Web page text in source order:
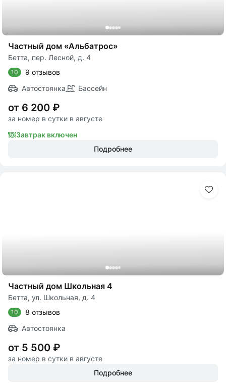
Частный дом «Альбатрос»
Бетта, пер. Лесной, д. 4
10
9 отзывов
Автостоянка
Бассейн
от 6 200 ₽
за номер в сутки в августе
Завтрак включен
Подробнее
Частный дом Школьная 4
Бетта, ул. Школьная, д. 4
10
8 отзывов
Автостоянка
от 5 500 ₽
за номер в сутки в августе
Подробнее